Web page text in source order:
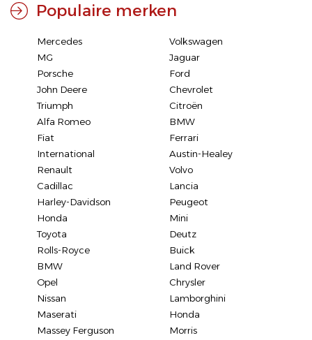
Populaire merken
Mercedes
Volkswagen
MG
Jaguar
Porsche
Ford
John Deere
Chevrolet
Triumph
Citroën
Alfa Romeo
BMW
Fiat
Ferrari
International
Austin-Healey
Renault
Volvo
Cadillac
Lancia
Harley-Davidson
Peugeot
Honda
Mini
Toyota
Deutz
Rolls-Royce
Buick
BMW
Land Rover
Opel
Chrysler
Nissan
Lamborghini
Maserati
Honda
Massey Ferguson
Morris